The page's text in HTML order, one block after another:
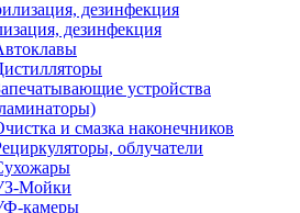
дезинфекция
устройства
и смазка наконечников
облучатели
Мойки
камеры